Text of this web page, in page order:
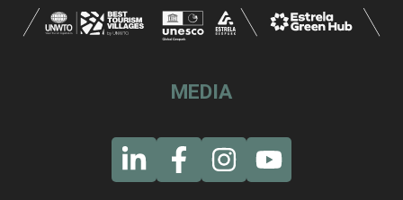
MEDIA